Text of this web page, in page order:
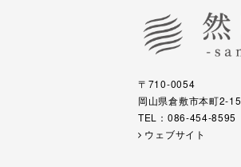
〒710-0054
岡山県倉敷市本町2-15
TEL：086-454-8595
ウェブサイト